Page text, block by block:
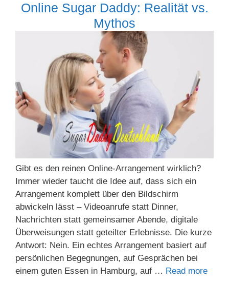
Online Sugar Daddy: Realität vs.
Mythos
Gibt es den reinen Online-Arrangement wirklich?
Immer wieder taucht die Idee auf, dass sich ein
Arrangement komplett über den Bildschirm
abwickeln lässt – Videoanrufe statt Dinner,
Nachrichten statt gemeinsamer Abende, digitale
Überweisungen statt geteilter Erlebnisse. Die kurze
Antwort: Nein. Ein echtes Arrangement basiert auf
persönlichen Begegnungen, auf Gesprächen bei
einem guten Essen in Hamburg, auf … Read more